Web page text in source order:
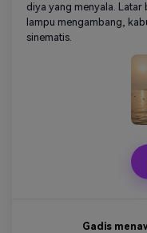
diya yang menyala.
lampu mengambang,
sinematis.
Gadis